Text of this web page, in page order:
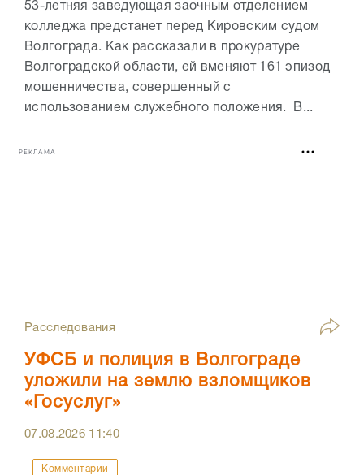
53-летняя заведующая заочным отделением
колледжа предстанет перед Кировским судом
Волгограда. Как рассказали в прокуратуре
Волгоградской области, ей вменяют 161 эпизод
мошенничества, совершенный с
использованием служебного положения. В...
РЕКЛАМА
Расследования
УФСБ и полиция в Волгограде
уложили на землю взломщиков
«Госуслуг»
07.08.2026 11:40
Комментарии